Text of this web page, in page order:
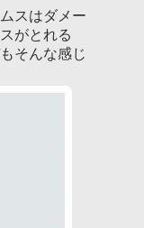
スはダメー
がとれる
そんな感じ